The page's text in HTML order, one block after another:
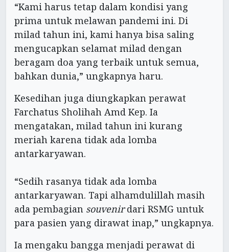
“Kami harus tetap dalam kondisi yang
prima untuk melawan pandemi ini. Di
milad tahun ini, kami hanya bisa saling
mengucapkan selamat milad dengan
beragam doa yang terbaik untuk semua,
bahkan dunia,” ungkapnya haru.
Kesedihan juga diungkapkan perawat
Farchatus Sholihah Amd Kep. Ia
mengatakan, milad tahun ini kurang
meriah karena tidak ada lomba
antarkaryawan.
“Sedih rasanya tidak ada lomba
antarkaryawan. Tapi alhamdulillah masih
ada pembagian souvenirdari RSMG untuk
para pasien yang dirawat inap,” ungkapnya.
Ia mengaku bangga menjadi perawat di